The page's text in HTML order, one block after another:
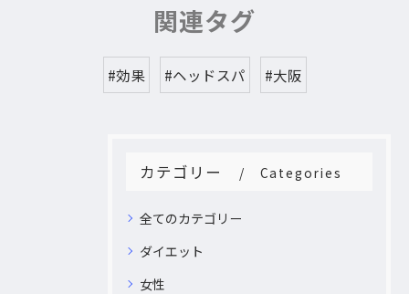
関連タグ
#効果 #ヘッドスパ #大阪
カテゴリー Categories
全てのカテゴリー
ダイエット
女性